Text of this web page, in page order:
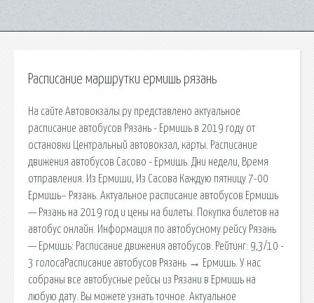
Расписание маршрутки ермишь рязань
На сайте Автовокзалы.ру представлено актуальное
расписание автобусов Рязань - Ермишь в 2019 году от
остановки Центральный автовокзал, карты. Расписание
движения автобусов Сасово - Ермишь. Дни недели, Время
отправления. Из Ермиши, Из Сасова Каждую пятницу 7-00
Ермишь– Рязань. Актуальное расписание автобусов Ермишь
— Рязань на 2019 год и цены на билеты. Покупка билетов на
автобус онлайн. Информация по автобусному рейсу Рязань
— Ермишь: Расписание движения автобусов. Рейтинг: 9,3/10 -
3 голосаРасписание автобусов Рязань → Ермишь. У нас
собраны все автобусные рейсы из Рязани в Ермишь на
любую дату. Вы можете узнать точное. Актуальное